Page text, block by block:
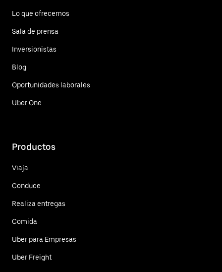
Lo que ofrecemos
Sala de prensa
Inversionistas
Blog
Oportunidades laborales
Uber One
Productos
Viaja
Conduce
Realiza entregas
Comida
Uber para Empresas
Uber Freight